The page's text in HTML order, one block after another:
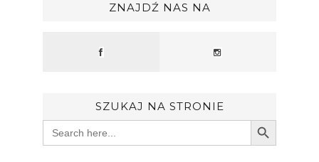
ZNAJDŹ NAS NA
SZUKAJ NA STRONIE
Search
for:
Search Button